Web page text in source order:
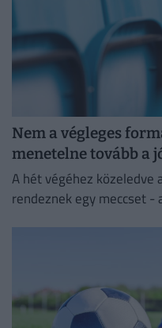
Nem a végleges
menetelne tovább a
A hét végéhez közeledve
rendeznek egy meccset